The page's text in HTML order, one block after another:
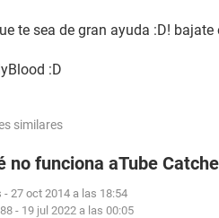
te sea de gran ayuda :D!
:D
similares
no funciona aTube
- 27 oct 2014 a las 18:54
- 19 jul 2022 a las 00:05